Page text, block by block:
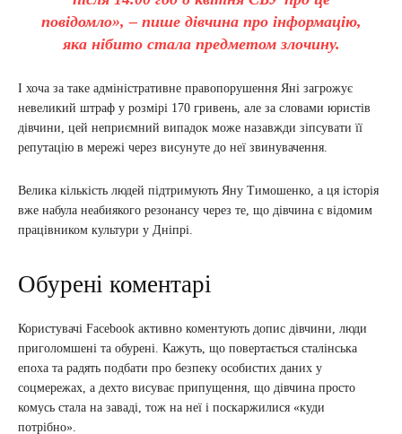
повідомло», – пише дівчина про інформацію,
яка нібито стала предметом злочину.
І хоча за таке адміністративне правопорушення Яні загрожує
невеликий штраф у розмірі 170 гривень, але за словами юристів
дівчини, цей неприємний випадок може назавжди зіпсувати її
репутацію в мережі через висунуте до неї звинувачення.
Велика кількість людей підтримують Яну Тимошенко, а ця історія
вже набула неабиякого резонансу через те, що дівчина є відомим
працівником культури у Дніпрі.
Обурені коментарі
Користувачі Facebook активно коментують допис дівчини, люди
приголомшені та обурені. Кажуть, що повертається сталінська
епоха та радять подбати про безпеку особистих даних у
соцмережах, а дехто висуває припущення, що дівчина просто
комусь стала на заваді, тож на неї і поскаржилися «куди
потрібно».